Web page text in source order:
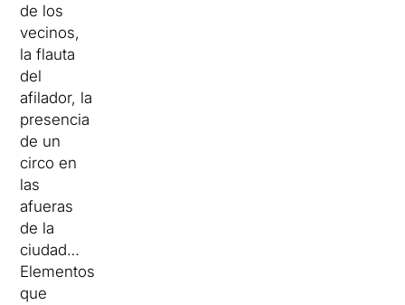
de los
vecinos,
la flauta
del
afilador, la
presencia
de un
circo en
las
afueras
de la
ciudad…
Elementos
que